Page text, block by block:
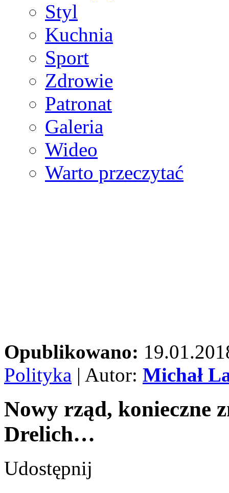
Styl
Kuchnia
Sport
Zdrowie
Patronat
Galeria
Wideo
Warto przeczytać
Opublikowano:
Polityka | Autor: Michał
Nowy rząd, konieczne
Drelich…
Udostępnij